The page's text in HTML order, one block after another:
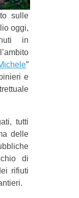
sulle
oggi,
in
”
e
tutti
delle
di
rifiuti